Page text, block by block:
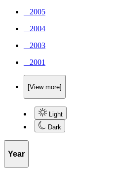
_ 2005
_ 2004
_ 2003
_ 2001
[View more]
Light
Dark
Year